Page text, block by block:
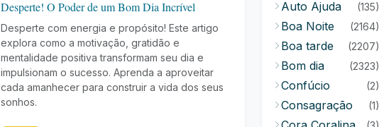
Desperte! O Poder de um Bom Dia Incrível
Desperte com energia e propósito! Este artigo
explora como a motivação, gratidão e
mentalidade positiva transformam seu dia e
impulsionam o sucesso. Aprenda a aproveitar
cada amanhecer para construir a vida dos seus
sonhos.
Auto Ajuda (135)
Boa Noite (2164)
Boa tarde (2207)
Bom dia (2323)
Confúcio (2)
Consagração (1)